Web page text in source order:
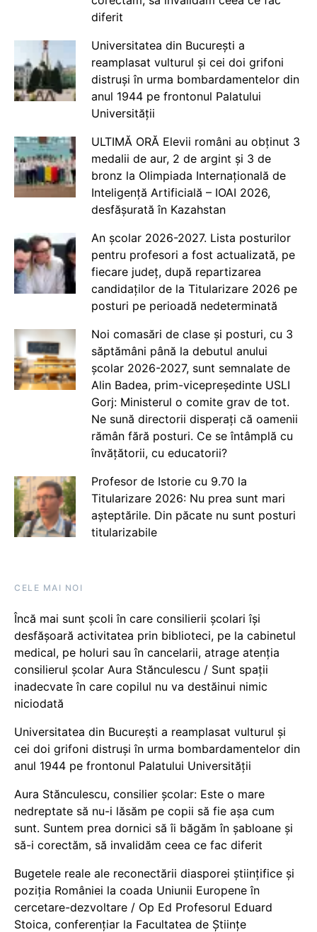
diferit
Universitatea din București a
reamplasat vulturul și cei doi grifoni
distruși în urma bombardamentelor din
anul 1944 pe frontonul Palatului
Universității
ULTIMĂ ORĂ Elevii români au obținut 3
medalii de aur, 2 de argint și 3 de
bronz la Olimpiada Internațională de
Inteligență Artificială – IOAI 2026,
desfășurată în Kazahstan
An școlar 2026-2027. Lista posturilor
pentru profesori a fost actualizată, pe
fiecare județ, după repartizarea
candidaților de la Titularizare 2026 pe
posturi pe perioadă nedeterminată
Noi comasări de clase și posturi, cu 3
săptămâni până la debutul anului
școlar 2026-2027, sunt semnalate de
Alin Badea, prim-vicepreședinte USLI
Gorj: Ministerul o comite grav de tot.
Ne sună directorii disperați că oamenii
rămân fără posturi. Ce se întâmplă cu
învățătorii, cu educatorii?
Profesor de Istorie cu 9.70 la
Titularizare 2026: Nu prea sunt mari
așteptările. Din păcate nu sunt posturi
titularizabile
CELE MAI NOI
Încă mai sunt școli în care consilierii școlari își
desfășoară activitatea prin biblioteci, pe la cabinetul
medical, pe holuri sau în cancelarii, atrage atenția
consilierul școlar Aura Stănculescu / Sunt spații
inadecvate în care copilul nu va destăinui nimic
niciodată
Universitatea din București a reamplasat vulturul și
cei doi grifoni distruși în urma bombardamentelor din
anul 1944 pe frontonul Palatului Universității
Aura Stănculescu, consilier școlar: Este o mare
nedreptate să nu-i lăsăm pe copii să fie așa cum
sunt. Suntem prea dornici să îi băgăm în șabloane și
să-i corectăm, să invalidăm ceea ce fac diferit
Bugetele reale ale reconectării diasporei științifice și
poziția României la coada Uniunii Europene în
cercetare-dezvoltare / Op Ed Profesorul Eduard
Stoica, conferențiar la Facultatea de Științe